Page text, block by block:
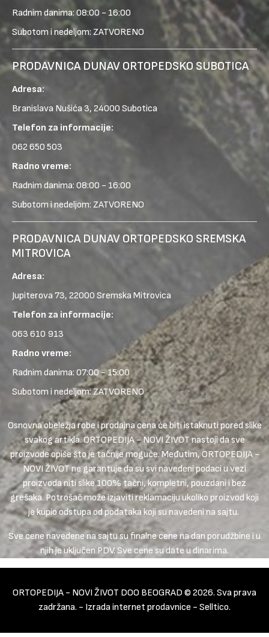
Radnim danima: 08:00 - 16:00
Subotom i nedeljom: ZATVORENO
PRODAVNICA DUNAV ORTOPEDSKO SUBOTICA
Adresa:
Branislava Nušića 3, 24000 Subotica
Telefon za informacije:
062 650 503
Radno vreme:
Radnim danima: 08:00 - 16:00
Subotom i nedeljom: ZATVORENO
PRODAVNICA DUNAV ORTOPEDSKO SREMSKA
MITROVICA
Adresa:
Jupiterova 73, 22000 Sremska Mitrovica
Telefon za informacije:
063 610 913
Radno vreme:
Radnim danima: 07:00 - 15:00
Subotom i nedeljom: ZATVORENO
Osnovna obeležja robe i prodajna cena će biti istaknuti pored slike
svakog artikla. ORTOPEDIJA - NOVI ŽIVOT nastoji da sve
proizvode opiše što je tačnije moguće. Međutim, ORTOPEDIJA -
NOVI ŽIVOT ne garantuje da su svi navedeni podaci u vezi
proizvoda niti slike 100% tačni, kompletni, pouzdani i bez
grešaka. Potrošač može izjaviti reklamaciju ukoliko proizvod koji
je kupio odstupa od podataka koji su navedeni na sajtu.
Sve cene navedene na sajtu su finalne cene na dan porudžbine i u
njih je uključen PDV. Sve cene su date u dinarima.
ORTOPEDIJA - NOVI ŽIVOT DOO BEOGRAD © 2026. Sva prava
zadržana. - Izrada internet prodavnice - Selltico.